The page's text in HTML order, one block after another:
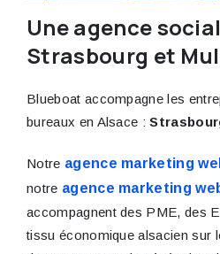
Une agence
Strasbourg et
Blueboat accompagne les
bureaux en Alsace :
Notre agence marketing
notre agence marketing
accompagnent des PME, des
tissu économique alsacien sur